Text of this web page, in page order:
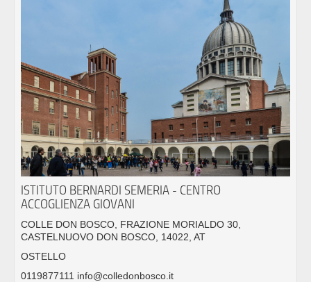
ISTITUTO BERNARDI SEMERIA - CENTRO
ACCOGLIENZA GIOVANI
COLLE DON BOSCO, FRAZIONE MORIALDO 30,
CASTELNUOVO DON BOSCO, 14022, AT
OSTELLO
0119877111 info@colledonbosco.it